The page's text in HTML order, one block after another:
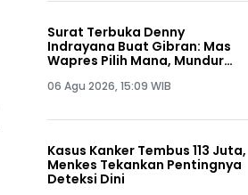
Surat Terbuka Denny
Indrayana Buat Gibran: Mas
Wapres Pilih Mana, Mundur
06 Agu 2026, 15:09 WIB
Kasus Kanker Tembus 113 Juta,
Menkes Tekankan Pentingnya
Deteksi Dini